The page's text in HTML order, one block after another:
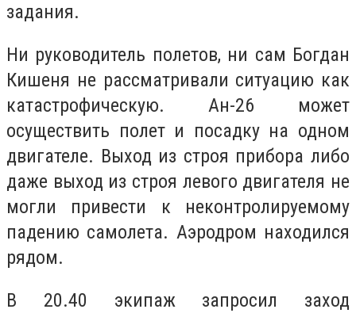
задания.
Ни руководитель полетов, ни сам Богдан
Кишеня не рассматривали ситуацию как
катастрофическую. Ан-26 может
осуществить полет и посадку на одном
двигателе. Выход из строя прибора либо
даже выход из строя левого двигателя не
могли привести к неконтролируемому
падению самолета. Аэродром находился
рядом.
В 20.40 экипаж запросил заход